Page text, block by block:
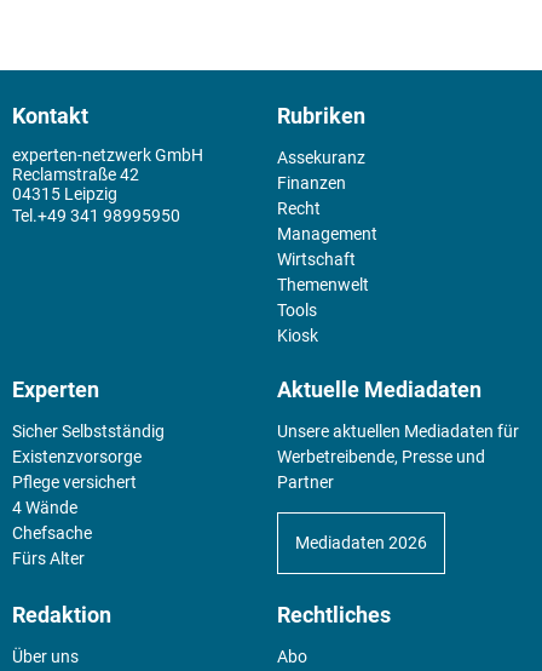
Kontakt
experten-netzwerk GmbH
Reclamstraße 42
04315 Leipzig
+49 341 98995950
Rubriken
Assekuranz
Finanzen
Recht
Management
Wirtschaft
Themenwelt
Tools
Kiosk
Experten
Sicher Selbstständig
Existenz­vorsorge
Pflege versichert
4 Wände
Chefsache
Fürs Alter
Aktuelle Mediadaten
Unsere aktuellen Mediadaten für
Werbetreibende, Presse und
Partner
Mediadaten 2026
Redaktion
Über uns
Rechtliches
Abo